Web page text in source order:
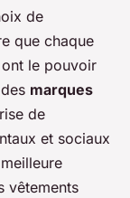
de
que chaque
ont le pouvoir
marques
de
et sociaux
vêtements